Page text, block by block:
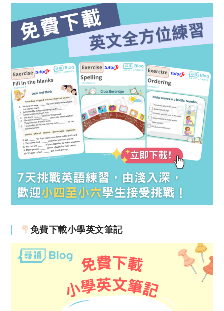
免費下載小學英文筆記